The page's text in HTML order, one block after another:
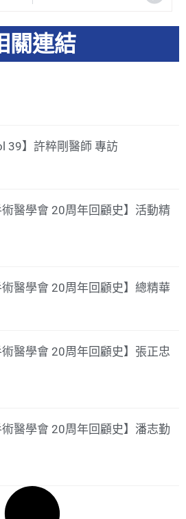
關連結
39】許粹剛醫師 專訪
術醫學會 20周年回顧史】活動精
術醫學會 20周年回顧史】總精華
術醫學會 20周年回顧史】張正忠
術醫學會 20周年回顧史】潘志勤